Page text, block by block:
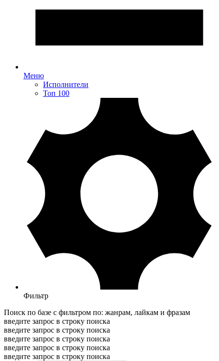
Меню
Исполнители
Топ 100
Фильтр
Поиск по базе с фильтром по: жанрам, лайкам и фразам
введите запрос в строку поиска
введите запрос в строку поиска
введите запрос в строку поиска
введите запрос в строку поиска
введите запрос в строку поиска